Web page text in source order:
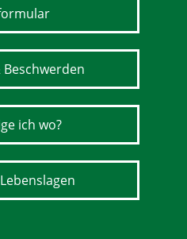
ich wo?